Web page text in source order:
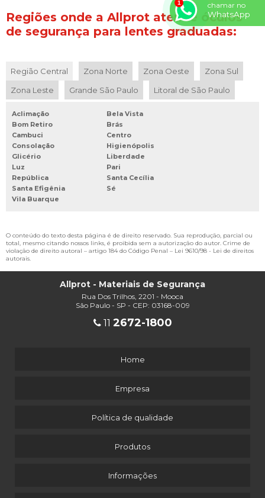
Regiões onde a Allprot atende óculos
de segurança para lentes graduadas:
Região Central Zona Norte Zona Oeste
Zona Sul
Zona Leste
Grande São Paulo Litoral de São Paulo
Aclimação
Bela Vista
Bom Retiro
Brás
Cambuci
Centro
Consolação
Higienópolis
Glicério
Liberdade
Luz
Pari
República
Santa Cecília
Santa Efigênia
Sé
Vila Buarque
O conteúdo do texto desta página é de direito reservado. Sua reprodução, parcial ou
total, mesmo citando nossos links, é proibida sem a autorização do autor. Crime de
violação de direito autoral – artigo 184 do Código Penal – Lei 9610/98 - Lei de direitos
autorais.
Allprot - Materiais de Segurança
Rua Dos Trilhos, 2201 - Mooca
São Paulo - SP - CEP: 03168-009
11 2672-1800
Home
Empresa
Política de qualidade
Produtos
Informações
chamar no
WhatsApp